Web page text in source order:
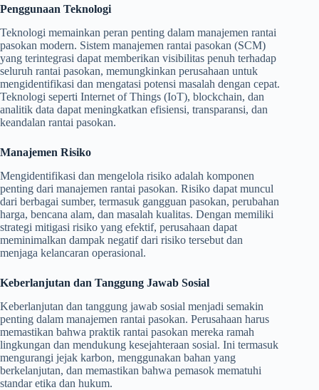
Penggunaan Teknologi
Teknologi memainkan peran penting dalam manajemen rantai
pasokan modern. Sistem manajemen rantai pasokan (SCM)
yang terintegrasi dapat memberikan visibilitas penuh terhadap
seluruh rantai pasokan, memungkinkan perusahaan untuk
mengidentifikasi dan mengatasi potensi masalah dengan cepat.
Teknologi seperti Internet of Things (IoT), blockchain, dan
analitik data dapat meningkatkan efisiensi, transparansi, dan
keandalan rantai pasokan.
Manajemen Risiko
Mengidentifikasi dan mengelola risiko adalah komponen
penting dari manajemen rantai pasokan. Risiko dapat muncul
dari berbagai sumber, termasuk gangguan pasokan, perubahan
harga, bencana alam, dan masalah kualitas. Dengan memiliki
strategi mitigasi risiko yang efektif, perusahaan dapat
meminimalkan dampak negatif dari risiko tersebut dan
menjaga kelancaran operasional.
Keberlanjutan dan Tanggung Jawab Sosial
Keberlanjutan dan tanggung jawab sosial menjadi semakin
penting dalam manajemen rantai pasokan. Perusahaan harus
memastikan bahwa praktik rantai pasokan mereka ramah
lingkungan dan mendukung kesejahteraan sosial. Ini termasuk
mengurangi jejak karbon, menggunakan bahan yang
berkelanjutan, dan memastikan bahwa pemasok mematuhi
standar etika dan hukum.